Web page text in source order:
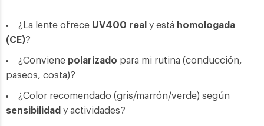
¿La lente ofrece UV400 real y está homologada
(CE)?
¿Conviene polarizado para mi rutina (conducción,
paseos, costa)?
¿Color recomendado (gris/marrón/verde) según
sensibilidad y actividades?